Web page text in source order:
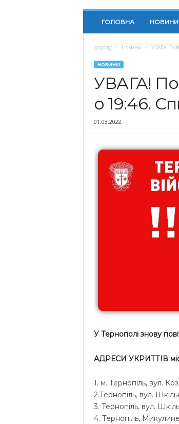
ГОЛОВНА НОВИНИ
додому Новини УВАГА!
НОВИНИ
УВАГА!
о 19:46.
01.03.2022
У Тернополі знову
АДРЕСИ УКРИТТІВ
1. м. Тернопіль, вул.
2.Тернопіль, вул.
3. Тернопіль, вул.
4. Тернопіль,